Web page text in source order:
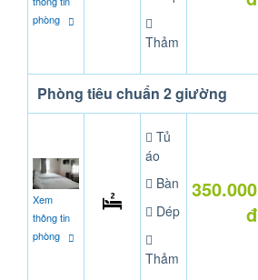
phòng
Thảm
Phòng tiêu chuẩn 2 giường
Xem
thông tin
phòng
Tủ
áo
Bàn
Dép
Thảm
350.000
đ